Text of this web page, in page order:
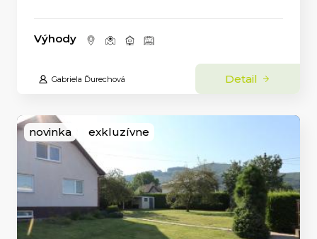
Výhody
Gabriela Ďurechová Detail
novinka exkluzívne